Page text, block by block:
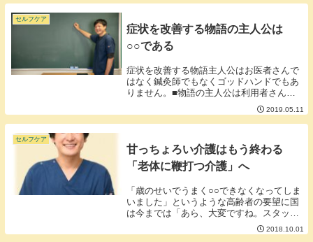
が動かなくなってしまいます。脾のメンテ
セルフケア
症状を改善する物語の主人公は
○○である
症状を改善する物語主人公はお医者さんで
はなく鍼灸師でもなくゴッドハンドでもあ
りません。■物語の主人公は利用者さんで
ある。「あなた医者でしょ？治しなさい
よ！」「医者は私の体を治してくれなかっ
た」みたいなフレーズをたまに耳にします
2019.05.11
セルフケア
甘っちょろい介護はもう終わる
「老体に鞭打つ介護」へ
「歳のせいでうまく○○できなくなってしま
いました」というような高齢者の要望に国
は今までは「あら、大変ですね。スタッフ
がお手伝いしますね」というような対応を
してくれていたのですがこれからは「あ
2018.10.01